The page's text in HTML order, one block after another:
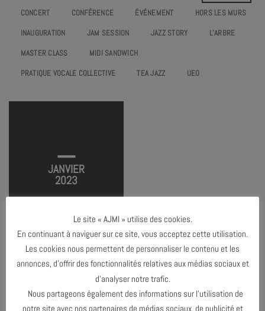
CONCERT
CONFÉRENCE ÉVÉNEMENT
HORS LES MURS
INAUGURATION
JAM SESSION JAZZ STORY
L’ARBRE
MASTER CLASS
MIDI SANDWICH
PRATIQUE VOCALE COLLECTIVE
TEA JAZZ UEO
JANVIER
2023
Le site « AJMI » utilise des cookies.
En continuant à naviguer sur ce site, vous acceptez cette utilisation.
Les cookies nous permettent de personnaliser le contenu et les
annonces, d’offrir des fonctionnalités relatives aux médias sociaux et
d’analyser notre trafic.
Nous partageons également des informations sur l’utilisation de
notre site avec nos partenaires de médias sociaux, de publicité et